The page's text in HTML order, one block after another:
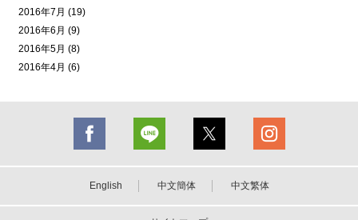
2016年7月 (19)
2016年6月 (9)
2016年5月 (8)
2016年4月 (6)
English 中文簡体 中文繁体